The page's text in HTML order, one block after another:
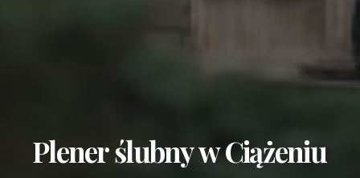
PlenerślubnywCiążeniu